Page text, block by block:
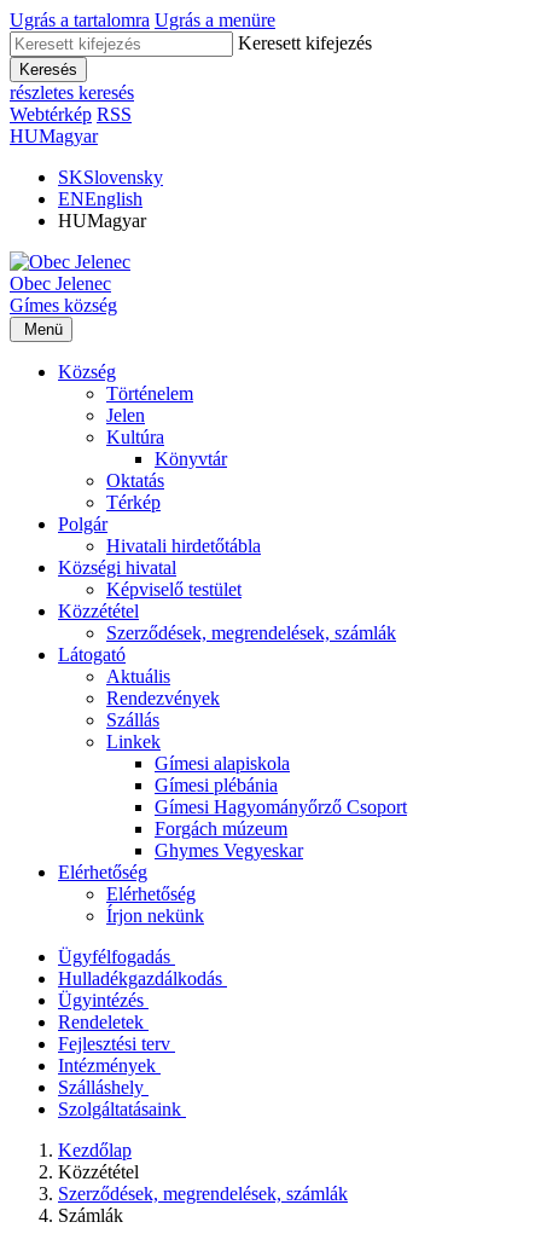
Ugrás a tartalomra Ugrás a menüre
Keresett kifejezés
Keresés
részletes keresés
Webtérkép RSS
HUMagyar
SKSlovensky
ENEnglish
HUMagyar
Obec Jelenec
Gímes község
Menü
Község
Történelem
Jelen
Kultúra
Könyvtár
Oktatás
Térkép
Polgár
Hivatali hirdetőtábla
Községi hivatal
Képviselő testület
Közzététel
Szerződések, megrendelések, számlák
Látogató
Aktuális
Rendezvények
Szállás
Linkek
Gímesi alapiskola
Gímesi plébánia
Gímesi Hagyományőrző Csoport
Forgách múzeum
Ghymes Vegyeskar
Elérhetőség
Elérhetőség
Írjon nekünk
Ügyfélfogadás
Hulladékgazdálkodás
Ügyintézés
Rendeletek
Fejlesztési terv
Intézmények
Szálláshely
Szolgáltatásaink
Kezdőlap
Közzététel
Szerződések, megrendelések, számlák
Számlák